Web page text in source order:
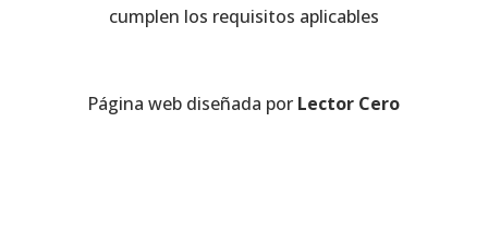
cumplen los requisitos aplicables
Página web diseñada por Lector Cero